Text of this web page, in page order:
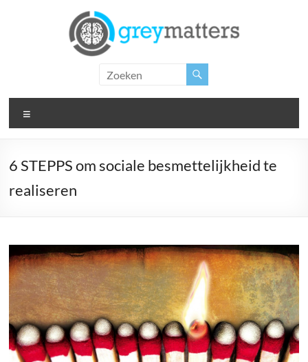
Matters
Insight.
Inspiration.
6 STEPPS om sociale besmettelijkheid te
realiseren